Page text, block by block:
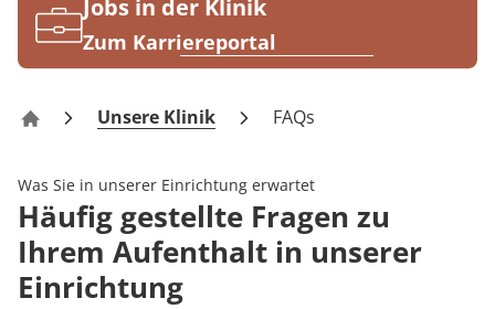
Karriere
Jobs in der Klinik
Zum Karriereportal
Klinik Flachsheide Bad Salzuflen
Unsere Klinik FAQs
Was Sie in unserer Einrichtung erwartet
Häufig gestellte Fragen zu
Ihrem Aufenthalt in unserer
Einrichtung